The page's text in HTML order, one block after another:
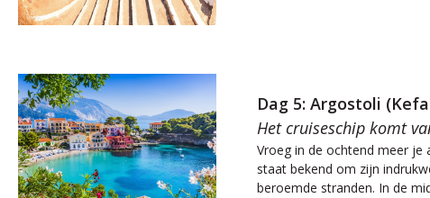
Dag 5: Argostoli
Het cruiseschip komt
Vroeg in de ochtend meer je
staat bekend om zijn
beroemde stranden. In de